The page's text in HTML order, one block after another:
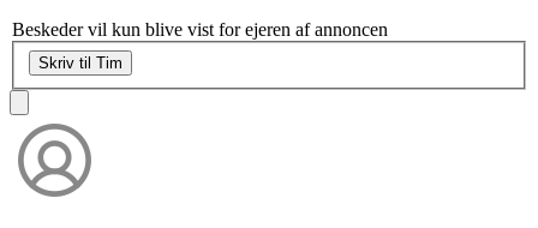
Beskeder vil kun blive vist for ejeren af annoncen
Skriv til Tim